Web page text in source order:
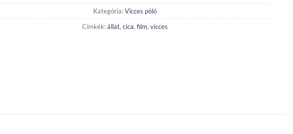
Kategória:Vicces póló
Címkék:állat, cica, film, vicces